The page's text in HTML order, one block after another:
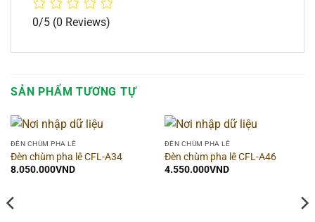
0/5 (0 Reviews)
SẢN PHẨM TƯƠNG TỰ
ĐÈN CHÙM PHA LÊ
Đèn chùm pha lê CFL-A34
8.050.000VND
ĐÈN CHÙM PHA LÊ
Đèn chùm pha lê CFL-A46
4.550.000VND